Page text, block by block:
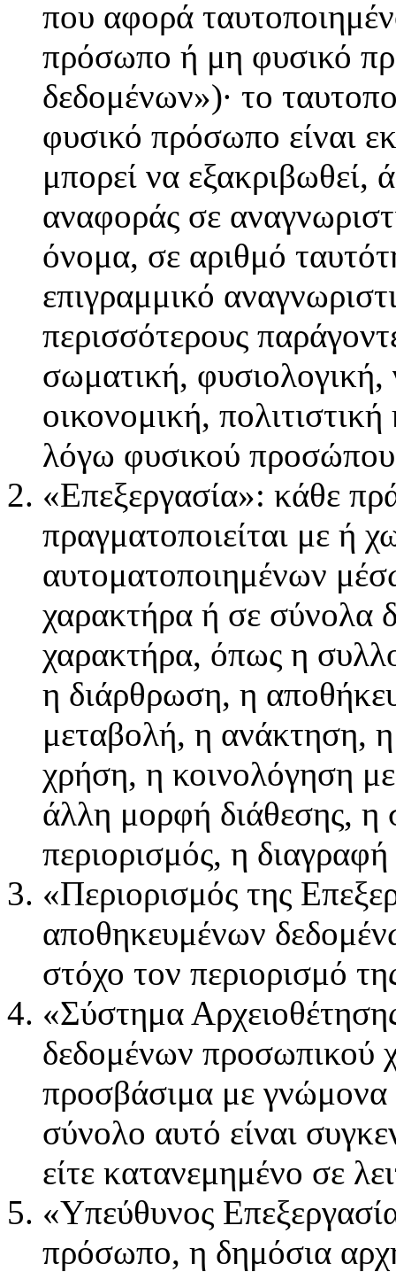
που αφορά
πρόσωπο ή μη φυσικό
δεδομένων»)· το
φυσικό πρόσωπο είναι
μπορεί να εξακριβωθεί,
αναφοράς σε
όνομα, σε αριθμό
επιγραμμικό
περισσότερους
σωματική, φυσιολογική,
οικονομική,
λόγω φυσικού
«Επεξεργασία»: κάθε
πραγματοποιείται με ή
αυτοματοποιημένων
χαρακτήρα ή σε σύνολα
χαρακτήρα, όπως η
η διάρθρωση, η
μεταβολή, η ανάκτηση,
χρήση, η κοινολόγηση
άλλη μορφή διάθεσης, η
περιορισμός, η
«Περιορισμός της
αποθηκευμένων
στόχο τον περιορισμό
«Σύστημα
δεδομένων προσωπικού
προσβάσιμα με γνώμονα
σύνολο αυτό είναι
είτε κατανεμημένο σε
«Υπεύθυνος
πρόσωπο, η δημόσια